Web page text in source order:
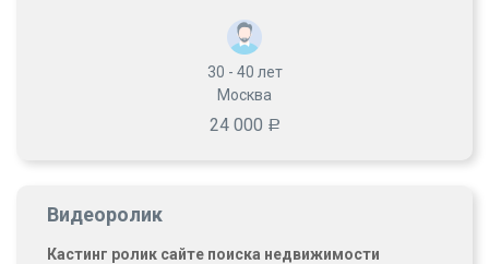
30 - 40 лет
Москва
24 000 Р
Видеоролик
Кастинг ролик сайте поиска недвижимости